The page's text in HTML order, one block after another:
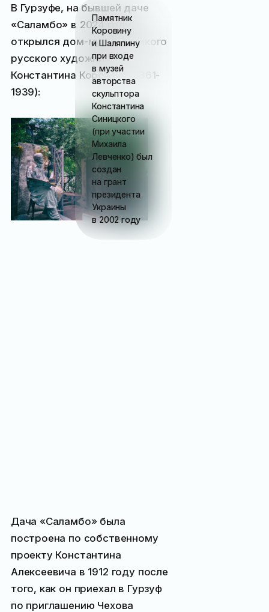
В Гурзуфе, на бывшей даче
«Саламбо» в 2024 году
открылся дом-музей великого
русского художника
Константина Коровина (1861-
1939):
Памятник
Коровину
и Шаляпину
при входе
в музей
авторства
скульптора
Константина
Синицкого
(при участии
Михаила
Левченко) был
создан
на грант
президента
Украины
в 2002 году
Дача «Саламбо» была
построена по собственному
проекту Константина
Алексеевича в 1912 году после
того, как он приехал в Гурзуф
по приглашению Чехова